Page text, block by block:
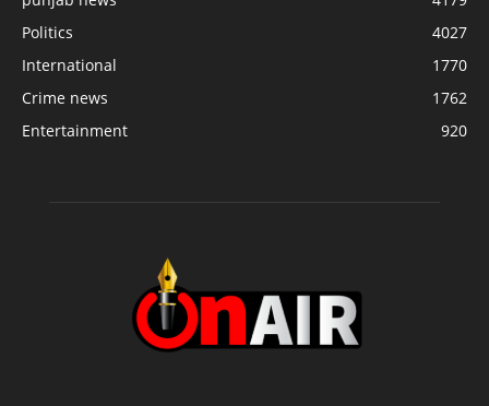
Politics
4027
International
1770
Crime news
1762
Entertainment
920